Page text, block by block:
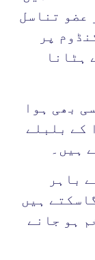
عضو تناسل
پر
ہٹانا
بھی ہوا
کے بلبلے
ہیں۔
باہر
ہیں
ہو جانے